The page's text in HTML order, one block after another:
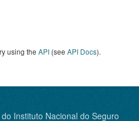
using the API (see API Docs).
Instituto Nacional do Seguro